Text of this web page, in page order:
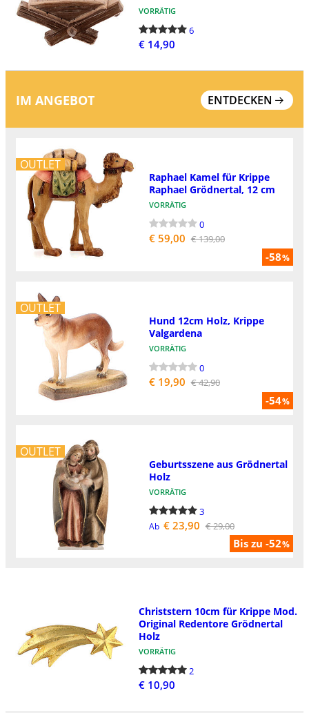
VORRÄTIG
6
€ 14,90
IM ANGEBOT ENTDECKEN
OUTLET
-58%
Raphael Kamel für Krippe
Raphael Grödnertal, 12 cm
VORRÄTIG
0
€ 59,00 € 139,00
OUTLET
-54%
Hund 12cm Holz, Krippe
Valgardena
VORRÄTIG
0
€ 19,90 € 42,90
OUTLET
Bis zu -52%
Geburtsszene aus Grödnertal
Holz
VORRÄTIG
3
Ab € 23,90 € 29,00
Christstern 10cm für Krippe Mod.
Original Redentore Grödnertal
Holz
VORRÄTIG
2
€ 10,90